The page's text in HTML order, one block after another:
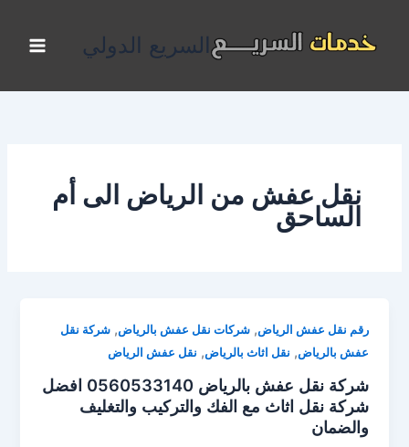
المحتوى
السريع الدولي
نقل عفش من الرياض الى أم
الساحق
رقم نقل عفش الرياض,شركات نقل عفش بالرياض,شركة نقل
عفش بالرياض, نقل اثاث بالرياض, نقل عفش الرياض
شركة نقل عفش بالرياض 0560533140 افضل
شركة نقل اثاث مع الفك والتركيب والتغليف
والضمان